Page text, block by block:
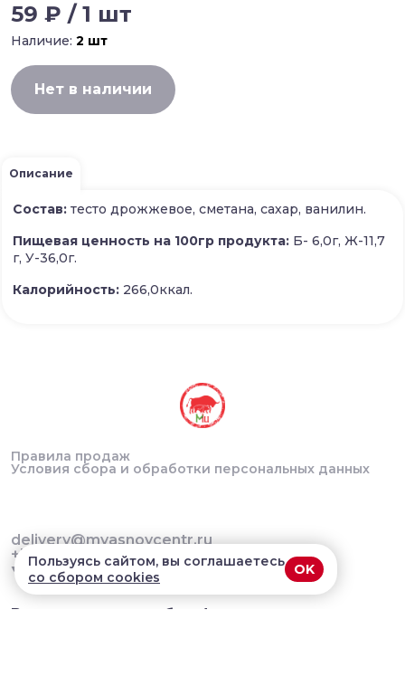
59 ₽ / 1 шт
Наличие: 2 шт
Нет в наличии
Описание
Состав: тесто дрожжевое, сметана, сахар, ванилин.
Пищевая ценность на 100гр продукта: Б- 6,0г, Ж-11,7
г, У-36,0г.
Калорийность: 266,0ккал.
Правила продаж
Условия сбора и обработки персональных данных
delivery@myasnoycentr.ru
+7 (922) 144-28-86
В приложении удобнее!
Пользуясь сайтом, вы соглашаетесь
со сбором cookies
OK